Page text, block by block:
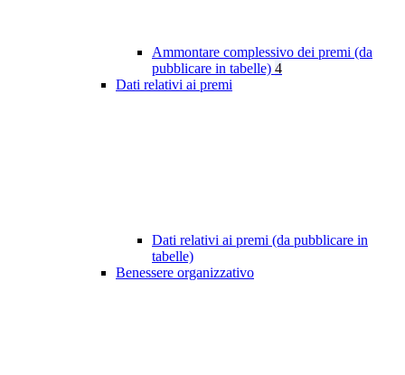
Ammontare complessivo dei premi (da
pubblicare in tabelle) 4
Dati relativi ai premi
Dati relativi ai premi (da pubblicare in
tabelle)
Benessere organizzativo